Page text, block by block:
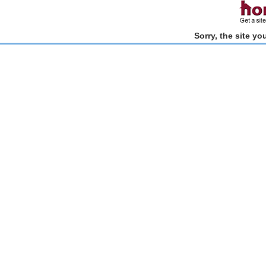
Sorry, the site